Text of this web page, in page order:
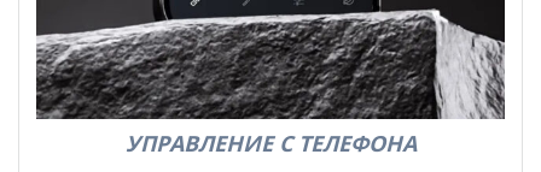
УПРАВЛЕНИЕ С ТЕЛЕФОНА